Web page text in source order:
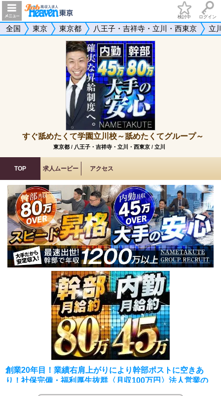
検討中 ログイン
全国 東京 東京都 八王子・吉祥寺・立川・西東京 立
すぐ舐めたくて学園立川校～舐めたくてグループ～
東京都 / 八王子・吉祥寺・立川・西東京 / 立川
TOP 求人ムービー アクセス
創業20年目！業績右肩上がりにより幹部ポストに空きあ
り！社保完備・福利厚生抜群〈月収100万円〉法人営業の